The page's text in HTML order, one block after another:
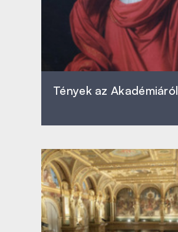
Tények az Akadémiáról